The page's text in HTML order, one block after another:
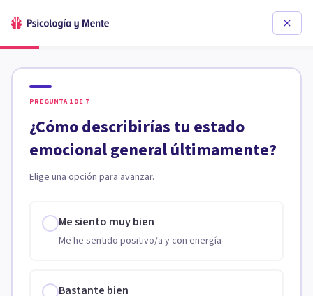
PREGUNTA 1 DE 7
¿Cómo describirías tu estado
emocional general últimamente?
Elige una opción para avanzar.
Me siento muy bien
Me he sentido positivo/a y con energía
Bastante bien